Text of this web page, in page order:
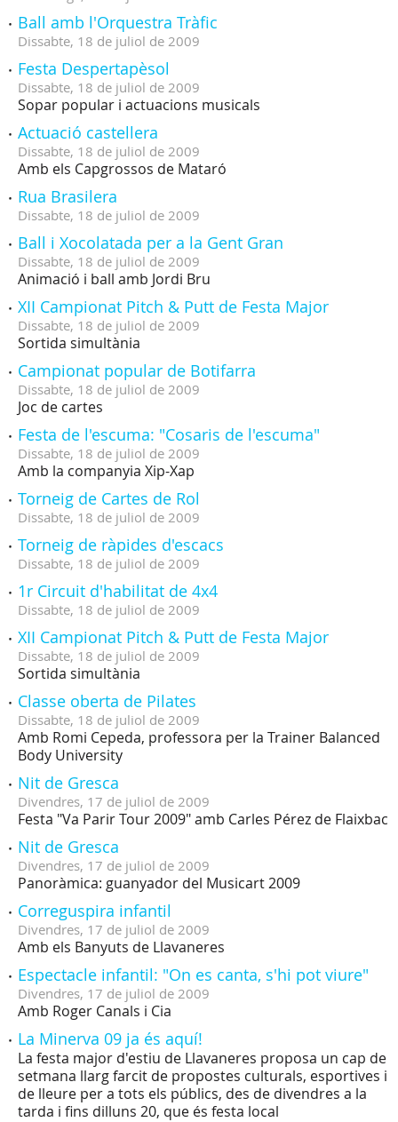
Ball amb l'Orquestra Tràfic
Dissabte, 18 de juliol de 2009
Festa Despertapèsol
Dissabte, 18 de juliol de 2009
Sopar popular i actuacions musicals
Actuació castellera
Dissabte, 18 de juliol de 2009
Amb els Capgrossos de Mataró
Rua Brasilera
Dissabte, 18 de juliol de 2009
Ball i Xocolatada per a la Gent Gran
Dissabte, 18 de juliol de 2009
Animació i ball amb Jordi Bru
XII Campionat Pitch & Putt de Festa Major
Dissabte, 18 de juliol de 2009
Sortida simultània
Campionat popular de Botifarra
Dissabte, 18 de juliol de 2009
Joc de cartes
Festa de l'escuma: "Cosaris de l'escuma"
Dissabte, 18 de juliol de 2009
Amb la companyia Xip-Xap
Torneig de Cartes de Rol
Dissabte, 18 de juliol de 2009
Torneig de ràpides d'escacs
Dissabte, 18 de juliol de 2009
1r Circuit d'habilitat de 4x4
Dissabte, 18 de juliol de 2009
XII Campionat Pitch & Putt de Festa Major
Dissabte, 18 de juliol de 2009
Sortida simultània
Classe oberta de Pilates
Dissabte, 18 de juliol de 2009
Amb Romi Cepeda, professora per la Trainer Balanced
Body University
Nit de Gresca
Divendres, 17 de juliol de 2009
Festa "Va Parir Tour 2009" amb Carles Pérez de Flaixbac
Nit de Gresca
Divendres, 17 de juliol de 2009
Panoràmica: guanyador del Musicart 2009
Correguspira infantil
Divendres, 17 de juliol de 2009
Amb els Banyuts de Llavaneres
Espectacle infantil: "On es canta, s'hi pot viure"
Divendres, 17 de juliol de 2009
Amb Roger Canals i Cia
La Minerva 09 ja és aquí!
La festa major d'estiu de Llavaneres proposa un cap de
setmana llarg farcit de propostes culturals, esportives i
de lleure per a tots els públics, des de divendres a la
tarda i fins dilluns 20, que és festa local